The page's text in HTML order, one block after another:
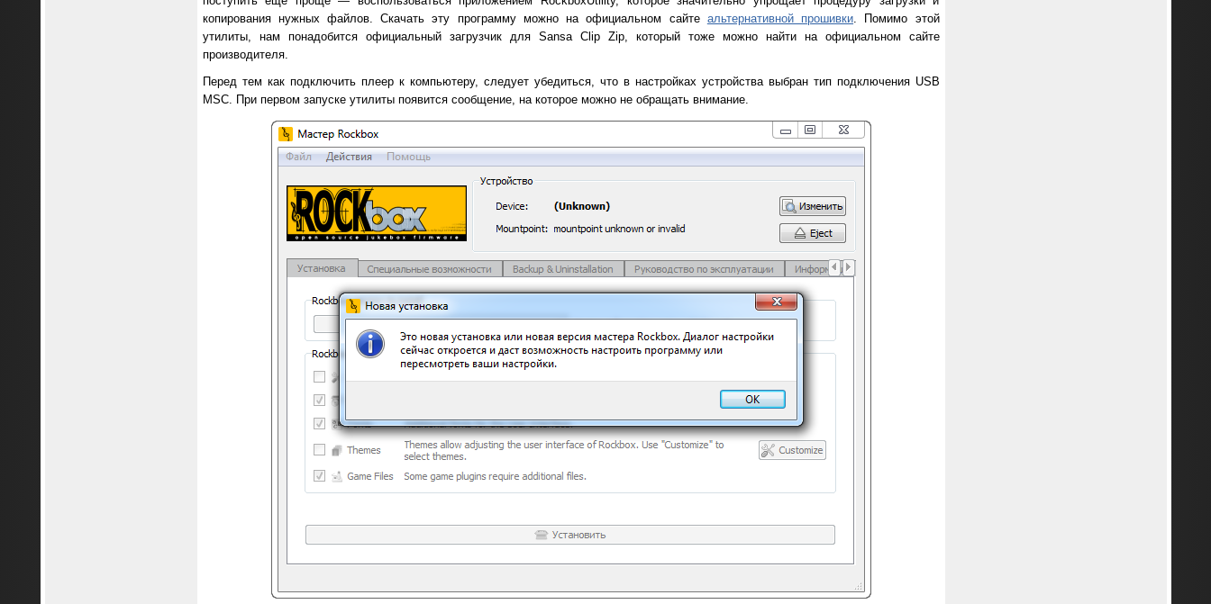
копирования нужных файлов. Скачать эту программу можно на официальном сайте альтернативной прошивки . Помимо этой
утилиты, нам понадобится официальный загрузчик для Sansa Clip Zip, который тоже можно найти на официальном сайте
производителя.
Перед тем как подключить плеер к компьютеру, следует убедиться, что в настройках устройства выбран тип подключения USB
MSC. При первом запуске утилиты появится сообщение, на которое можно не обращать внимание.